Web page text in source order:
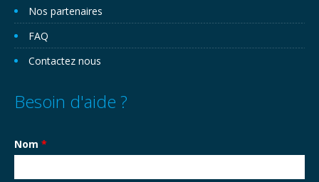
Nos partenaires
FAQ
Contactez nous
Besoin d'aide ?
Nom *